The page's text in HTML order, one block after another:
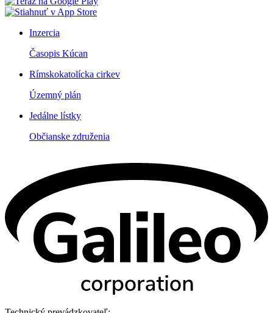
Inzercia
Časopis Kúcan
Rímskokatolícka cirkev
Územný plán
Jedálne lístky
Občianske združenia